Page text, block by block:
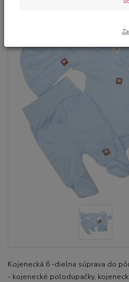
Kojenecká 6 -dielna súprava do
- kojenecké polodupačky,